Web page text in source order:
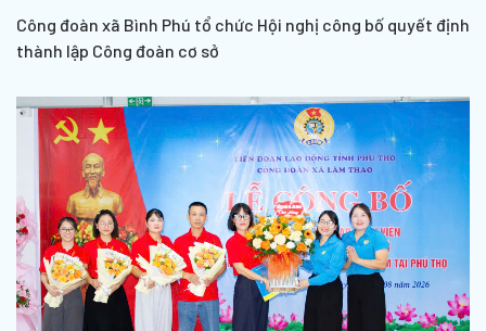
Công đoàn xã Bình Phú tổ chức Hội nghị công bố quyết định
thành lập Công đoàn cơ sở